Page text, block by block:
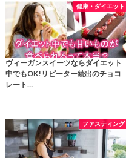
健康・ダイエット
ヴィーガンスイーツならダイエット
中でもOK!リピーター続出のチョコ
レート…
ファスティング